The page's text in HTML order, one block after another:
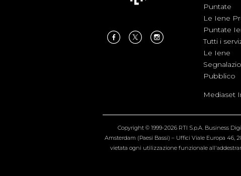
Puntate
Le Iene
Puntate
Tutti i
Le Iene
Pubblico
Mediaset
Copyright © 1999-2026 RTI S.p.A. Business
Amsterdam (Paesi Bassi) – Uffici Viale Europa 46,
vietata ogni utilizzazione funzionale